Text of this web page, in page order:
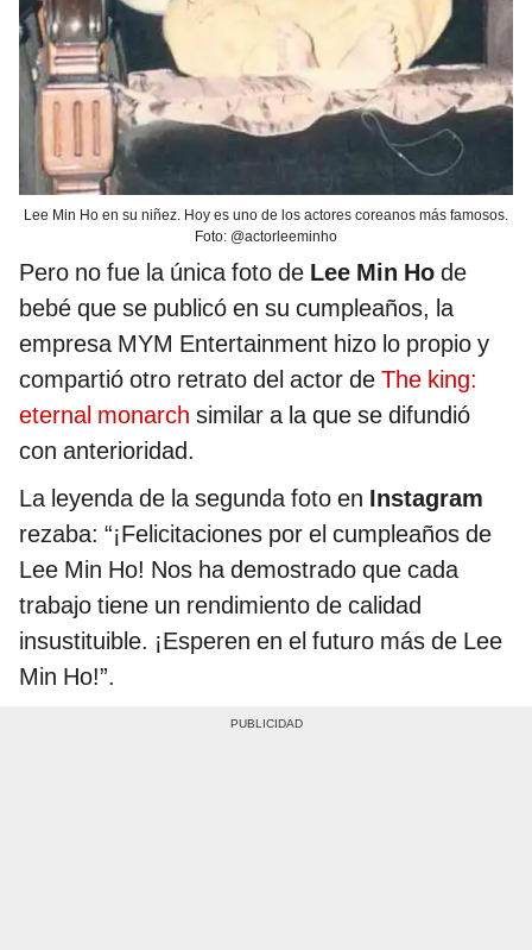
Lee Min Ho en su niñez. Hoy es uno de los actores coreanos más famosos.
Foto: @actorleeminho
Pero no fue la única foto de Lee Min Ho de
bebé que se publicó en su cumpleaños, la
empresa MYM Entertainment hizo lo propio y
compartió otro retrato del actor de The king:
eternal monarch similar a la que se difundió
con anterioridad.
La leyenda de la segunda foto en Instagram
rezaba: “¡Felicitaciones por el cumpleaños de
Lee Min Ho! Nos ha demostrado que cada
trabajo tiene un rendimiento de calidad
insustituible. ¡Esperen en el futuro más de Lee
Min Ho!”.